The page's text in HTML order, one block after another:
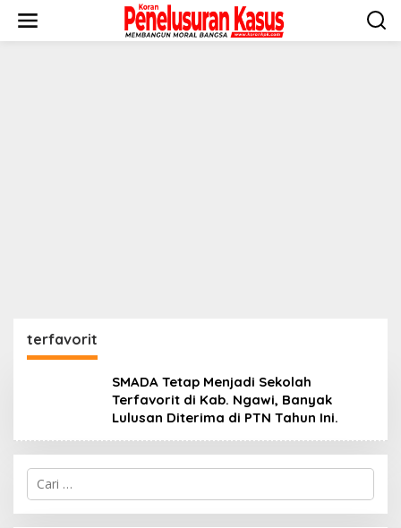
konten
terfavorit
SMADA Tetap Menjadi Sekolah
Terfavorit di Kab. Ngawi, Banyak
Lulusan Diterima di PTN Tahun Ini.
Cari
untuk: